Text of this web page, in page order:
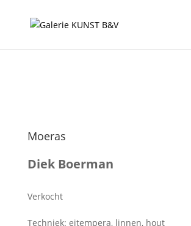
Moeras
Diek Boerman
Verkocht
Techniek: eitempera, linnen, hout